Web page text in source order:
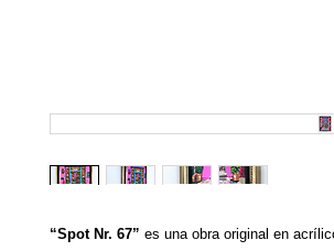
“Spot Nr. 67” es una obra original en